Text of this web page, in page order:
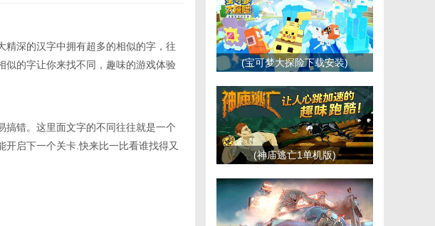
精深的汉字中拥有超多的相似的字，往
似的字让你来找不同，趣味的游戏体验
搞错。这里面文字的不同往往就是一个
启下一个关卡.快来比一比看谁找得又
(宝可梦大探险下载安装)
(神庙逃亡1单机版)